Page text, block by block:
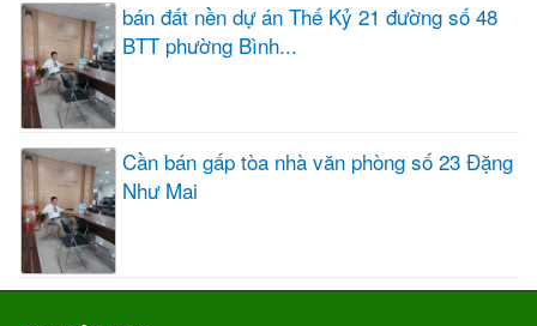
bán đất nền dự án Thế Kỷ 21 đường số 48
BTT phường Bình...
Cần bán gấp tòa nhà văn phòng số 23 Đặng
Như Mai